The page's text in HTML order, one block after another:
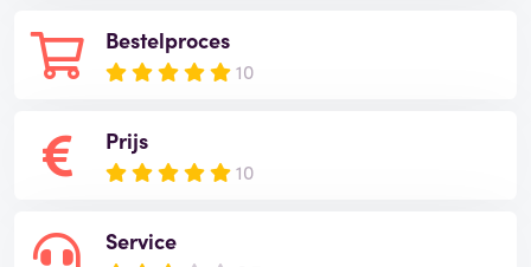
Bestelproces
10
Prijs
10
Service